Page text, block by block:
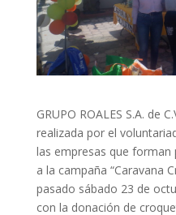
GRUPO ROALES S.A. de
realizada por el
las empresas que forman
a la campaña “Caravana
pasado sábado 23 de
con la donación de